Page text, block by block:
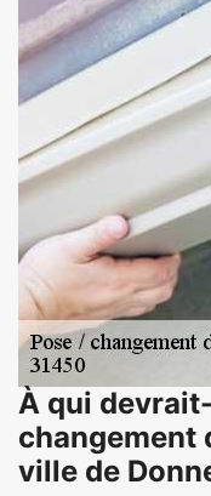
À qui
changement
ville de